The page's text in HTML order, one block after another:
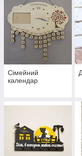
Сімейний
календар